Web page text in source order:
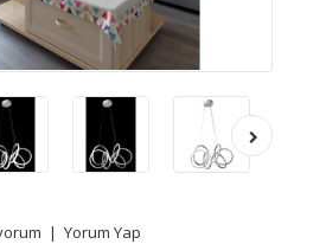
| Yorum Yap